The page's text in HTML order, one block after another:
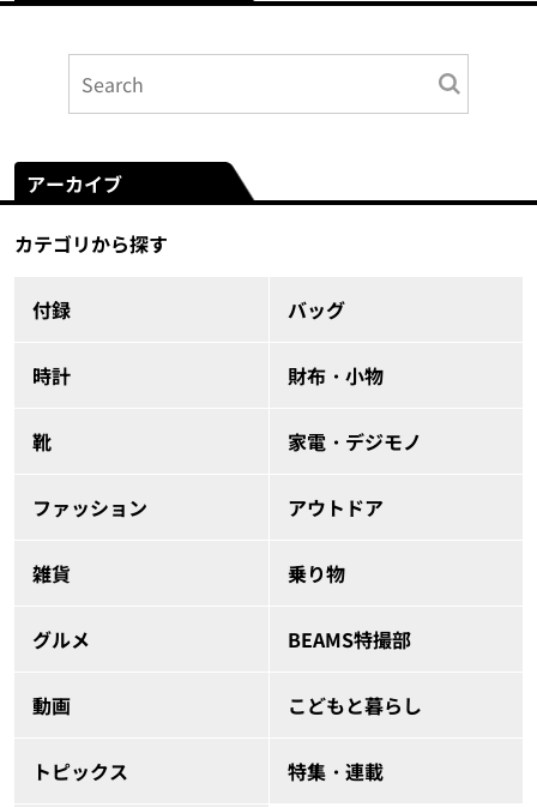
アーカイブ
カテゴリから探す
付録 バッグ
時計 財布・小物
靴 家電・デジモノ
ファッション アウトドア
雑貨 乗り物
グルメ BEAMS特撮部
動画 こどもと暮らし
トピックス 特集・連載